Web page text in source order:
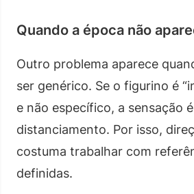
Quando a época não
Outro problema aparece
ser genérico. Se o figurino é
e não específico, a sensação
distanciamento. Por isso,
costuma trabalhar com
definidas.